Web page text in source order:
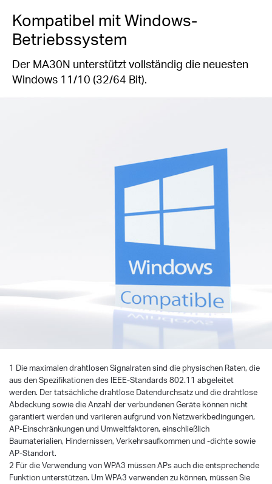
Kompatibel mit Windows-
Betriebssystem
Der MA30N unterstützt vollständig die neuesten
Windows 11/10 (32/64 Bit).
1 Die maximalen drahtlosen Signalraten sind die physischen Raten, die
aus den Spezifikationen des IEEE-Standards 802.11 abgeleitet
werden. Der tatsächliche drahtlose Datendurchsatz und die drahtlose
Abdeckung sowie die Anzahl der verbundenen Geräte können nicht
garantiert werden und variieren aufgrund von Netzwerkbedingungen,
AP-Einschränkungen und Umweltfaktoren, einschließlich
Baumaterialien, Hindernissen, Verkehrsaufkommen und -dichte sowie
AP-Standort.
2 Für die Verwendung von WPA3 müssen APs auch die entsprechende
Funktion unterstützen. Um WPA3 verwenden zu können, müssen Sie